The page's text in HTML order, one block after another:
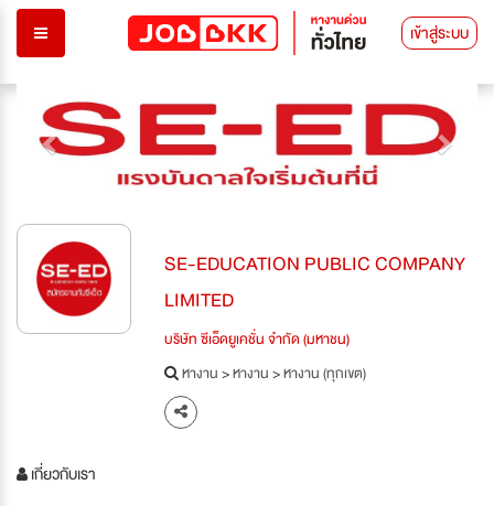
เข้าสู่ระบบ
Previous
SE-EDUCATION PUBLIC COMPANY
LIMITED
บริษัท ซีเอ็ดยูเคชั่น จำกัด (มหาชน)
หางาน>หางาน>หางาน (ทุกเขต)
เกี่ยวกับเรา